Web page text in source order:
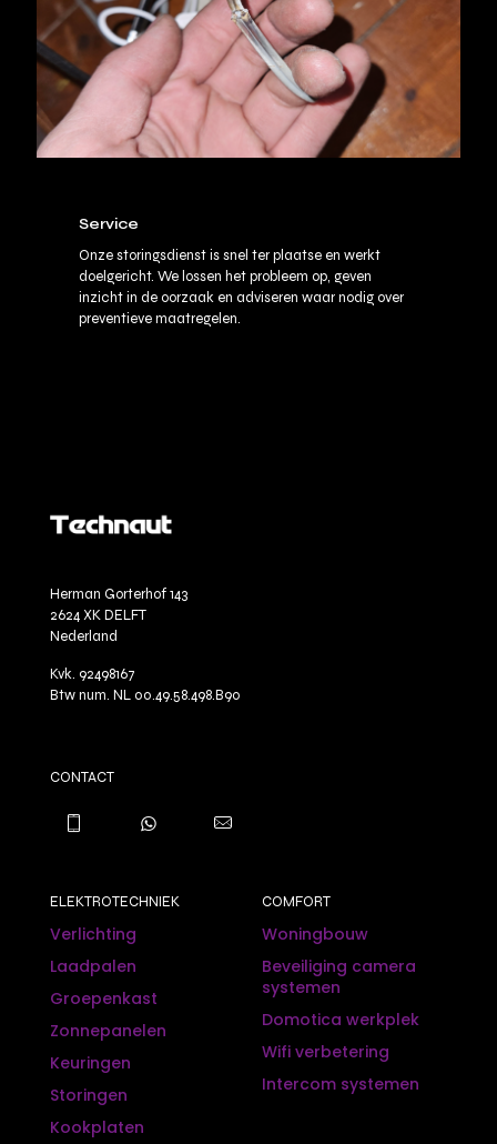
Service
Onze storingsdienst is snel ter plaatse en werkt
doelgericht. We lossen het probleem op, geven
inzicht in de oorzaak en adviseren waar nodig over
preventieve maatregelen.
Herman Gorterhof 143
2624 XK DELFT
Nederland
Kvk. 92498167
Btw num. NL 00.49.58.498.B90
CONTACT
ELEKTROTECHNIEK
Verlichting
Laadpalen
Groepenkast
Zonnepanelen
Keuringen
Storingen
Kookplaten
COMFORT
Woningbouw
Beveiliging camera
systemen
Domotica werkplek
Wifi verbetering
Intercom systemen